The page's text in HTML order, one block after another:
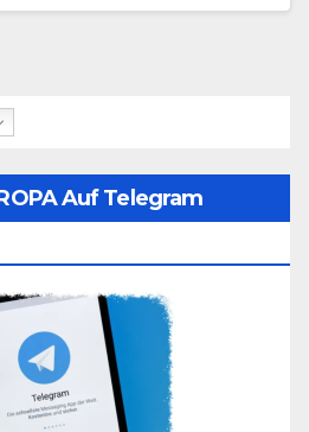
Auf Telegram